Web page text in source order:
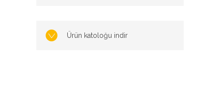
Ürün katoloğu indir